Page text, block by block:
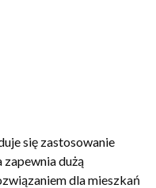
się zastosowanie
dużą
dla mieszkań